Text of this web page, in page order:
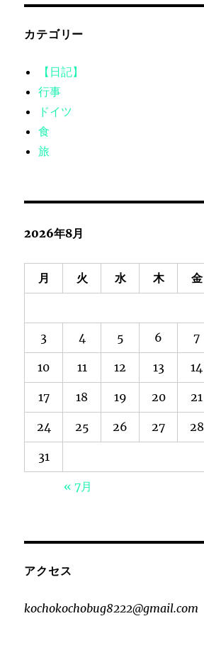
カテゴリー
【日記】
行事
ドイツ
食
旅
2026年8月
月 火 水 木 金
3 4 5 6 7
10 11 12 13 14
17 18 19 20 21
24 25 26 27 28
31
« 7月
アクセス
kochokochobug8222@gmail.com